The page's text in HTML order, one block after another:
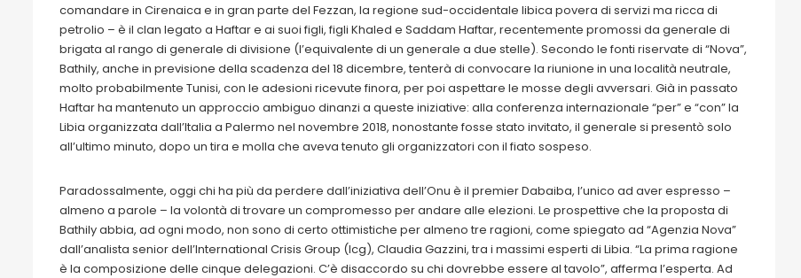
comandare in Cirenaica e in gran parte del Fezzan, la regione sud-occidentale libica povera di servizi ma ricca di
petrolio – è il clan legato a Haftar e ai suoi figli, figli Khaled e Saddam Haftar, recentemente promossi da generale di
brigata al rango di generale di divisione (l’equivalente di un generale a due stelle). Secondo le fonti riservate di “Nova”,
Bathily, anche in previsione della scadenza del 18 dicembre, tenterà di convocare la riunione in una località neutrale,
molto probabilmente Tunisi, con le adesioni ricevute finora, per poi aspettare le mosse degli avversari. Già in passato
Haftar ha mantenuto un approccio ambiguo dinanzi a queste iniziative: alla conferenza internazionale “per” e “con” la
Libia organizzata dall’Italia a Palermo nel novembre 2018, nonostante fosse stato invitato, il generale si presentò solo
all’ultimo minuto, dopo un tira e molla che aveva tenuto gli organizzatori con il fiato sospeso.
Paradossalmente, oggi chi ha più da perdere dall’iniziativa dell’Onu è il premier Dabaiba, l’unico ad aver espresso –
almeno a parole – la volontà di trovare un compromesso per andare alle elezioni. Le prospettive che la proposta di
Bathily abbia, ad ogni modo, non sono di certo ottimistiche per almeno tre ragioni, come spiegato ad “Agenzia Nova”
dall’analista senior dell’International Crisis Group (Icg), Claudia Gazzini, tra i massimi esperti di Libia. “La prima ragione
è la composizione delle cinque delegazioni. C’è disaccordo su chi dovrebbe essere al tavolo”, afferma l’esperta. Ad